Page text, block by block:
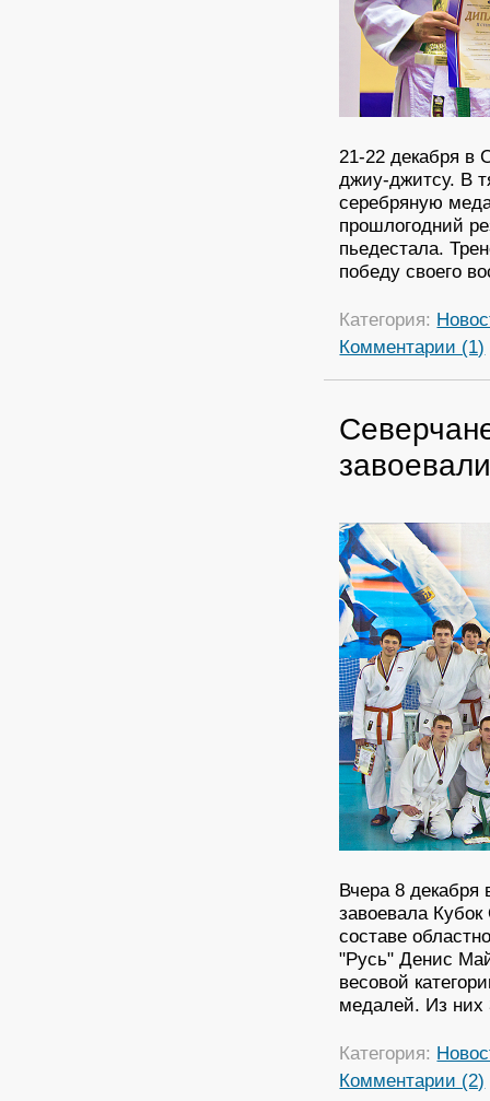
21-22 декабря в
джиу-джитсу. В
серебряную
прошлогодний
пьедестала.
победу своего
Категория:
Комментарии (1)
Вчера 8 декабря
завоевала
составе
"Русь" Денис
весовой
медалей. Из них
Категория:
Комментарии (2)